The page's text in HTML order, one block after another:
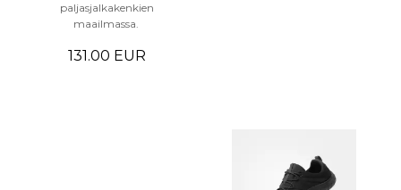
paljasjalkakenkien
maailmassa.
131.00 EUR